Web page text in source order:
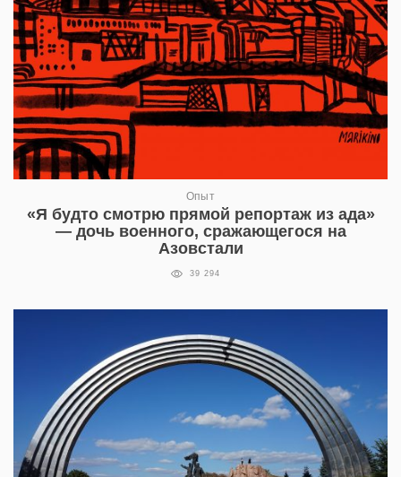
Опыт
«Я будто смотрю прямой репортаж из ада»
— дочь военного, сражающегося на
Азовстали
39 294